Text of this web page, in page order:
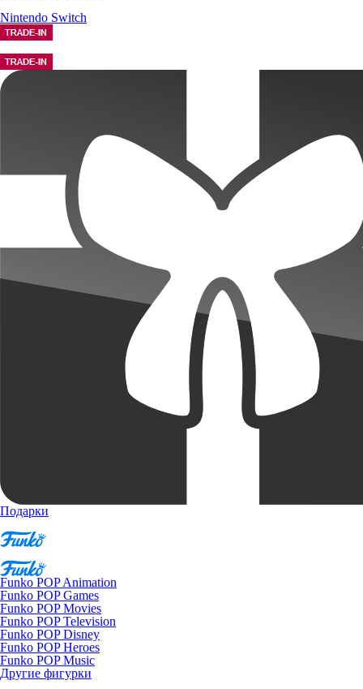
Nintendo Switch
Подарки
Funko POP Animation
Funko POP Games
Funko POP Movies
Funko POP Television
Funko POP Disney
Funko POP Heroes
Funko POP Music
Другие фигурки